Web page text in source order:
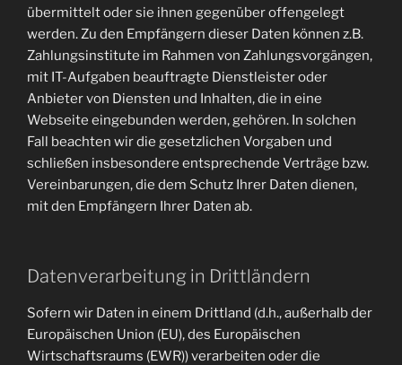
übermittelt oder sie ihnen gegenüber offengelegt
werden. Zu den Empfängern dieser Daten können z.B.
Zahlungsinstitute im Rahmen von Zahlungsvorgängen,
mit IT-Aufgaben beauftragte Dienstleister oder
Anbieter von Diensten und Inhalten, die in eine
Webseite eingebunden werden, gehören. In solchen
Fall beachten wir die gesetzlichen Vorgaben und
schließen insbesondere entsprechende Verträge bzw.
Vereinbarungen, die dem Schutz Ihrer Daten dienen,
mit den Empfängern Ihrer Daten ab.
Datenverarbeitung in Drittländern
Sofern wir Daten in einem Drittland (d.h., außerhalb der
Europäischen Union (EU), des Europäischen
Wirtschaftsraums (EWR)) verarbeiten oder die